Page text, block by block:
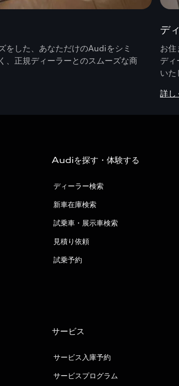
をした、あなただけのAudiをシミ
、正規ディーラーとのスムーズな商
デ
お住
ディ
いた
詳し
Audiを探す・体験する
ディーラー検索
新車在庫検索
試乗車・展示車検索
見積り依頼
試乗予約
サービス
サービス入庫予約
サービスプログラム